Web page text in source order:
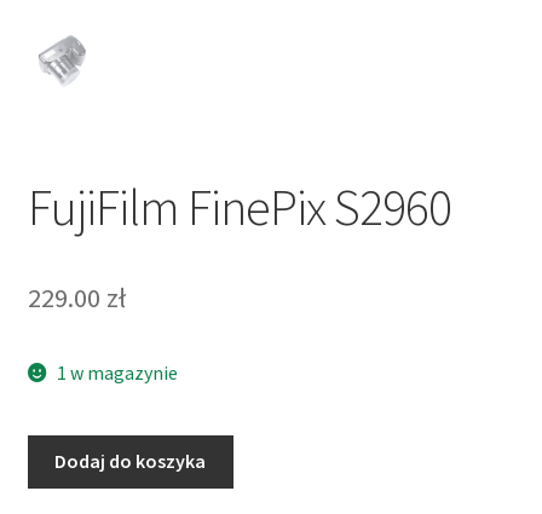
FujiFilm FinePix S2960
229.00 zł
1 w magazynie
Dodaj do koszyka